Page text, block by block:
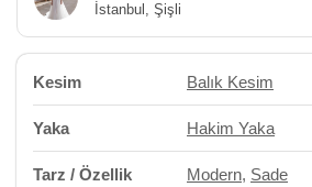
İstanbul, Şişli
Kesim Balık Kesim
Yaka Hakim Yaka
Tarz / Özellik Modern, Sade